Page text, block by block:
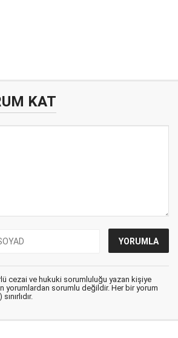
KAT
cezai ve hukuki sorumluluğu yazan kişiye
yorumlardan sorumlu değildir. Her bir yorum